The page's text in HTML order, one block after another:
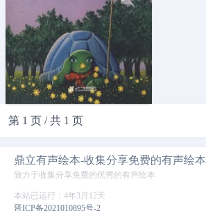
第 1 页 /共 1 页
鼎立有声绘本-收集分享免费的有声绘本
致力于收集分享免费的优秀的有声绘本
本站已运行：4年3月12天
晋ICP备2021010895号-2